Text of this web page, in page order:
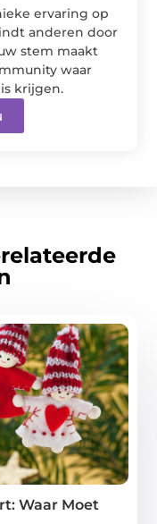
ervaring op
anderen door
stem maakt
waar
krijgen.
Waar Moet